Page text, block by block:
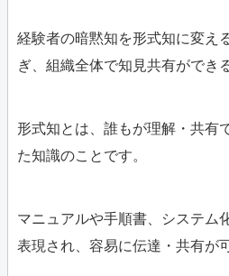
経験者の暗黙知を形式知に変え
ぎ、組織全体で知見共有ができ
形式知とは、誰もが理解・共有
た知識のことです。
マニュアルや手順書、システム
表現され、容易に伝達・共有が